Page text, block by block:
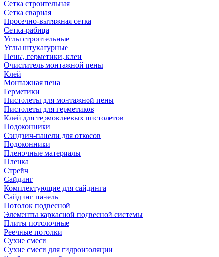
Сетка строительная
Сетка сварная
Просечно-вытяжная сетка
Сетка-рабица
Углы строительные
Углы штукатурные
Пены, герметики, клеи
Очиститель монтажной пены
Клей
Монтажная пена
Герметики
Пистолеты для монтажной пены
Пистолеты для герметиков
Клей для термоклеевых пистолетов
Подоконники
Сэндвич-панели для откосов
Подоконники
Пленочные материалы
Пленка
Стрейч
Сайдинг
Комплектующие для сайдинга
Сайдинг панель
Потолок подвесной
Элементы каркасной подвесной системы
Плиты потолочные
Реечные потолки
Сухие смеси
Сухие смеси для гидроизоляции